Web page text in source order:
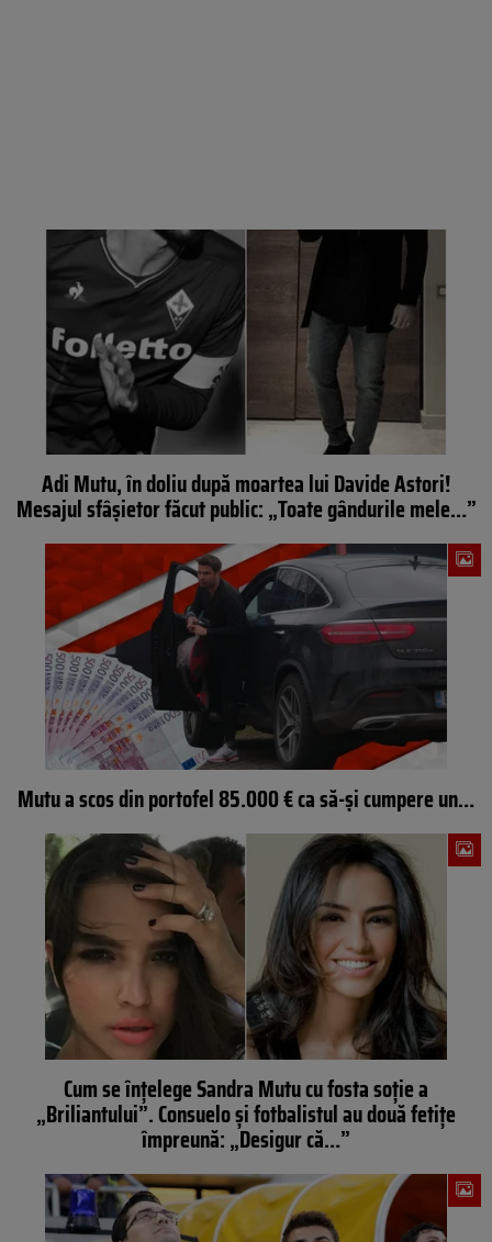
Adi Mutu, în doliu după moartea lui Davide Astori!
Mesajul sfâșietor făcut public: „Toate gândurile mele…”
Mutu a scos din portofel 85.000 € ca să-și cumpere un…
Cum se înţelege Sandra Mutu cu fosta soţie a
„Briliantului”. Consuelo şi fotbalistul au două fetiţe
împreună: „Desigur că…”